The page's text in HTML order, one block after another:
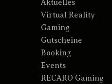
Aktuelles
Virtual Reality
Gaming
Gutscheine
Booking
Events
RECARO Gaming